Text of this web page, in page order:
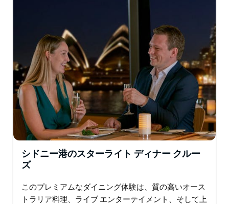
シドニー港のスターライト ディナー クルー
ズ
このプレミアムなダイニング体験は、質の高いオース
トラリア料理、ライブ エンターテイメント、そして上